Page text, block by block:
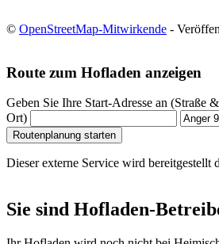
© OpenStreetMap-Mitwirkende -
Route zum Hofladen anzeigen
Geben Sie Ihre Start-Adresse an (Straße
Ort)
Routenplanung starten
Dieser externe Service wird bereitgestellt
Sie sind Hofladen-